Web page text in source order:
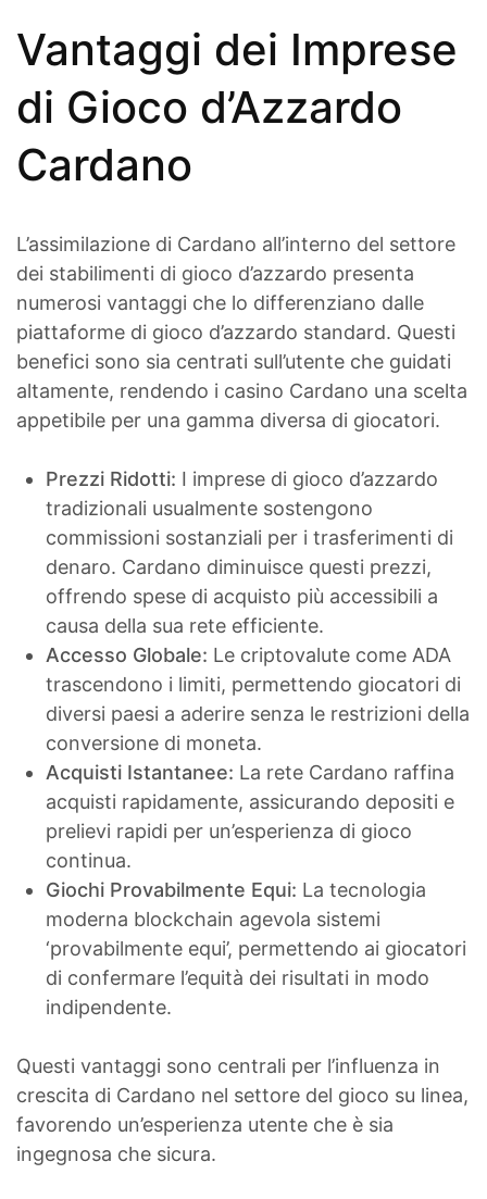
Vantaggi dei Imprese
di Gioco d’Azzardo
Cardano
L’assimilazione di Cardano all’interno del settore
dei stabilimenti di gioco d’azzardo presenta
numerosi vantaggi che lo differenziano dalle
piattaforme di gioco d’azzardo standard. Questi
benefici sono sia centrati sull’utente che guidati
altamente, rendendo i casino Cardano una scelta
appetibile per una gamma diversa di giocatori.
Prezzi Ridotti: I imprese di gioco d’azzardo
tradizionali usualmente sostengono
commissioni sostanziali per i trasferimenti di
denaro. Cardano diminuisce questi prezzi,
offrendo spese di acquisto più accessibili a
causa della sua rete efficiente.
Accesso Globale: Le criptovalute come ADA
trascendono i limiti, permettendo giocatori di
diversi paesi a aderire senza le restrizioni della
conversione di moneta.
Acquisti Istantanee: La rete Cardano raffina
acquisti rapidamente, assicurando depositi e
prelievi rapidi per un’esperienza di gioco
continua.
Giochi Provabilmente Equi: La tecnologia
moderna blockchain agevola sistemi
‘provabilmente equi’, permettendo ai giocatori
di confermare l’equità dei risultati in modo
indipendente.
Questi vantaggi sono centrali per l’influenza in
crescita di Cardano nel settore del gioco su linea,
favorendo un’esperienza utente che è sia
ingegnosa che sicura.